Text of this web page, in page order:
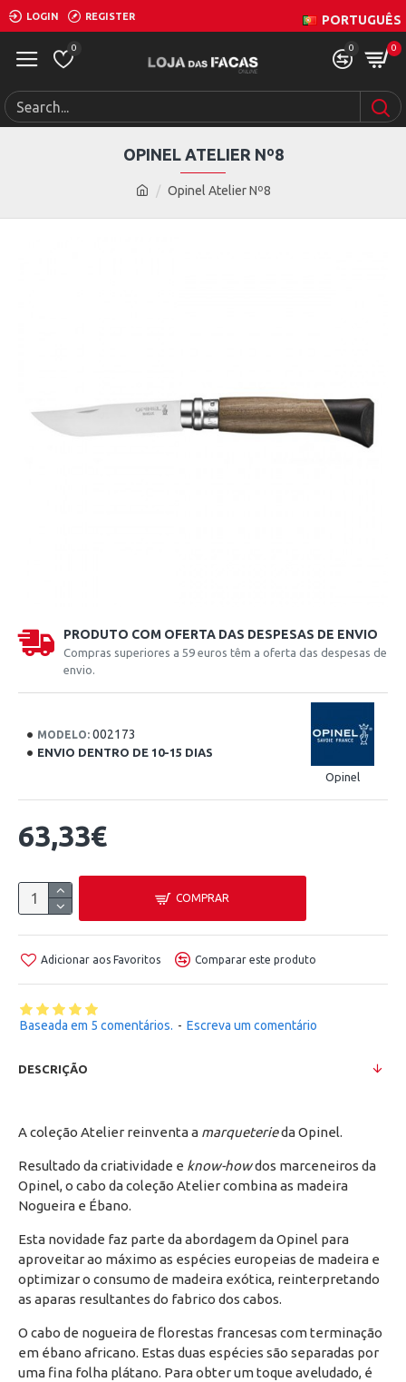
LOGIN REGISTER PORTUGUÊS
0 0 0
Opinel Atelier Nº8
OPINEL ATELIER Nº8
PRODUTO COM OFERTA DAS DESPESAS DE ENVIO
Compras superiores a 59 euros têm a oferta das despesas de
envio.
MODELO: 002173
ENVIO DENTRO DE 10-15 DIAS
Opinel
Baseada em 5 comentários. - Escreva um comentário
63,33€
COMPRAR
Adicionar aos Favoritos Comparar este produto
DESCRIÇÃO
A coleção Atelier reinventa a marqueterieda Opinel.
Resultado da criatividade e know-howdos marceneiros da
Opinel, o cabo da coleção Atelier combina as madeira
Nogueira e Ébano.
Esta novidade faz parte da abordagem da Opinel para
aproveitar ao máximo as espécies europeias de madeira e
optimizar o consumo de madeira exótica, reinterpretando
as aparas resultantes do fabrico dos cabos.
O cabo de nogueira de florestas francesas com terminação
em ébano africano. Estas duas espécies são separadas por
uma fina folha plátano. Para obter um toque aveludado, é